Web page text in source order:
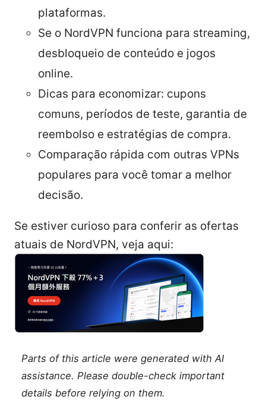
plataformas.
Se o NordVPN funciona para streaming,
desbloqueio de conteúdo e jogos
online.
Dicas para economizar: cupons
comuns, períodos de teste, garantia de
reembolso e estratégias de compra.
Comparação rápida com outras VPNs
populares para você tomar a melhor
decisão.
Se estiver curioso para conferir as ofertas
atuais de NordVPN, veja aqui:
Parts of this article were generated with AI
assistance. Please double-check important
details before relying on them.